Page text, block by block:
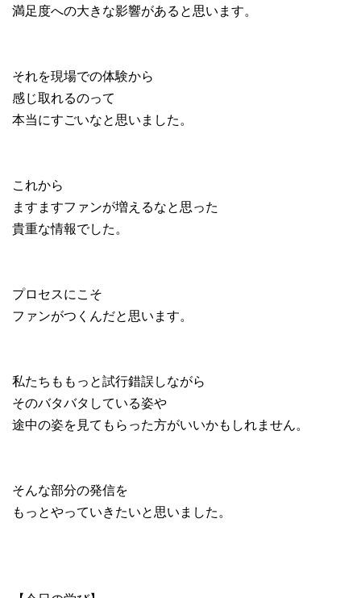
満足度への大きな影響があると思います。
それを現場での体験から
感じ取れるのって
本当にすごいなと思いました。
これから
ますますファンが増えるなと思った
貴重な情報でした。
プロセスにこそ
ファンがつくんだと思います。
私たちももっと試行錯誤しながら
そのバタバタしている姿や
途中の姿を見てもらった方がいいかもしれません。
そんな部分の発信を
もっとやっていきたいと思いました。